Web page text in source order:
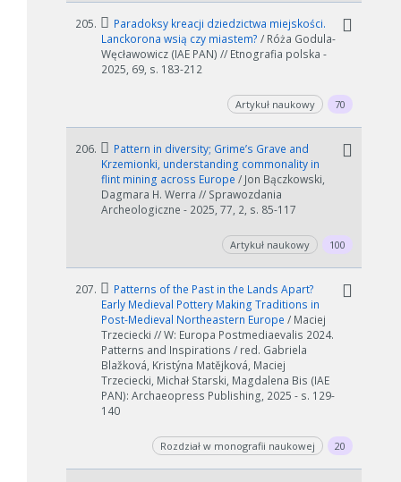
205.
Paradoksy kreacji dziedzictwa miejskości.
Lanckorona wsią czy miastem? / Róża Godula-
Węcławowicz (IAE PAN) // Etnografia polska -
2025, 69, s. 183-212
Artykuł naukowy 70
206.
Pattern in diversity; Grime’s Grave and
Krzemionki, understanding commonality in
flint mining across Europe / Jon Bączkowski,
Dagmara H. Werra // Sprawozdania
Archeologiczne - 2025, 77, 2, s. 85-117
Artykuł naukowy 100
207.
Patterns of the Past in the Lands Apart?
Early Medieval Pottery Making Traditions in
Post-Medieval Northeastern Europe / Maciej
Trzeciecki // W: Europa Postmediaevalis 2024.
Patterns and Inspirations / red. Gabriela
Blažková, Kristýna Matějková, Maciej
Trzeciecki, Michał Starski, Magdalena Bis (IAE
PAN): Archaeopress Publishing, 2025 - s. 129-
140
Rozdział w monografii naukowej 20